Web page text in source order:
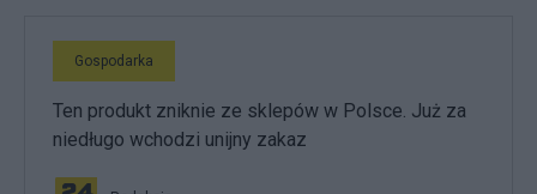
Gospodarka
Ten produkt zniknie ze sklepów w Polsce. Już za
niedługo wchodzi unijny zakaz